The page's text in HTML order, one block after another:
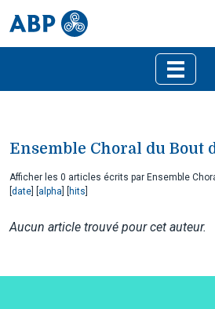
Ensemble Choral du Bout
Afficher les 0 articles écrits par Ensemble
date alpha hits
Aucun article trouvé pour cet auteur.